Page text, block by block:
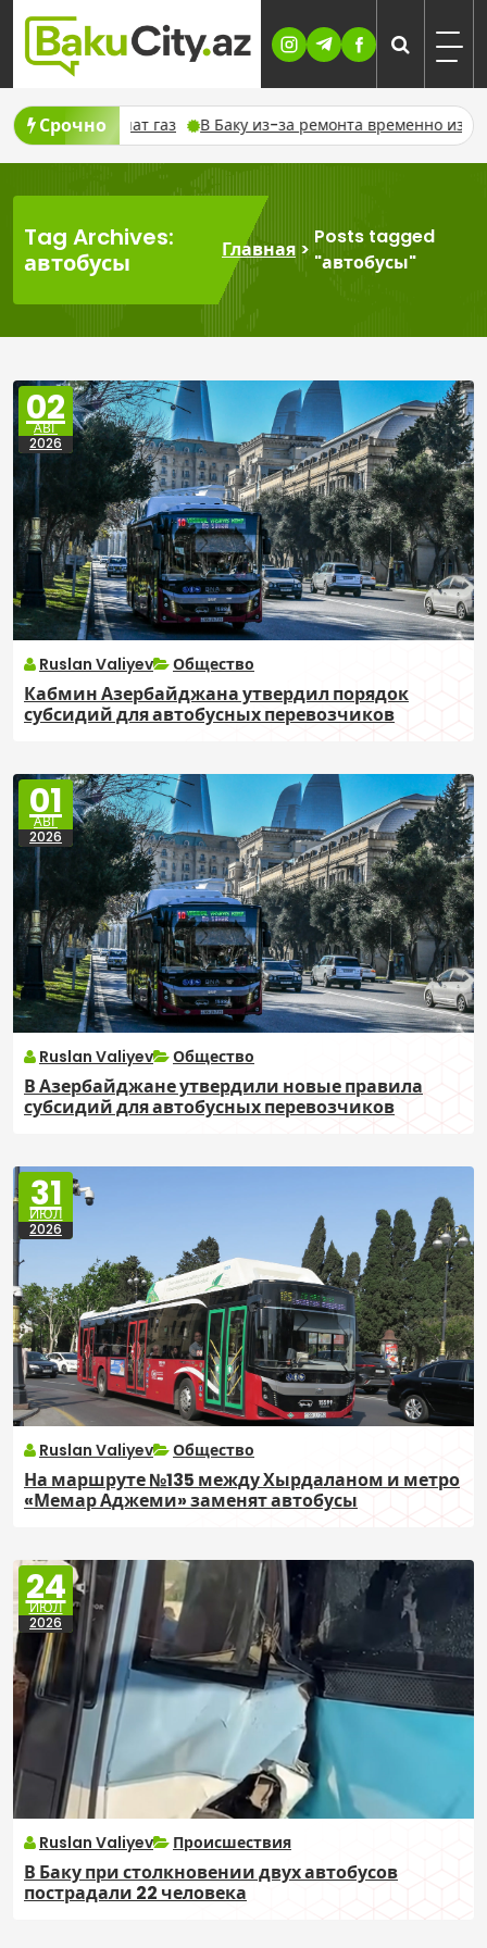
Skip
content
Срочно
из-за ремонта временно изменят движение шести
Tag Archives:
автобусы
Главная>
Posts tagged
"автобусы"
02
АВГ
2026
Ruslan Valiyev Общество
Кабмин Азербайджана утвердил порядок
субсидий для автобусных перевозчиков
01
АВГ
2026
Ruslan Valiyev Общество
В Азербайджане утвердили новые правила
субсидий для автобусных перевозчиков
31
ИЮЛ
2026
Ruslan Valiyev Общество
На маршруте №135 между Хырдаланом и метро
«Мемар Аджеми» заменят автобусы
24
ИЮЛ
2026
Ruslan Valiyev Происшествия
В Баку при столкновении двух автобусов
пострадали 22 человека